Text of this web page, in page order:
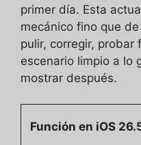
primer día. Esta
mecánico fino que
pulir, corregir, probar
escenario limpio a lo
mostrar después.
Función en iOS